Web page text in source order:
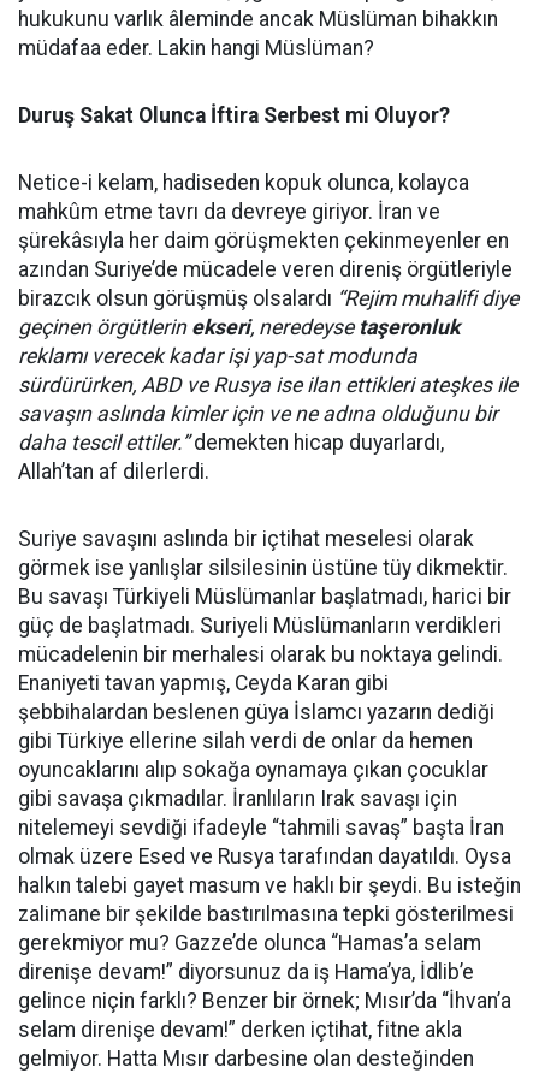
hukukunu varlık âleminde ancak Müslüman bihakkın
müdafaa eder. Lakin hangi Müslüman?
Duruş Sakat Olunca İftira Serbest mi Oluyor?
Netice-i kelam, hadiseden kopuk olunca, kolayca
mahkûm etme tavrı da devreye giriyor. İran ve
şürekâsıyla her daim görüşmekten çekinmeyenler en
azından Suriye’de mücadele veren direniş örgütleriyle
birazcık olsun görüşmüş olsalardı “Rejim muhalifi diye
geçinen örgütlerin ekseri, neredeyse taşeronluk
reklamı verecek kadar işi yap-sat modunda
sürdürürken, ABD ve Rusya ise ilan ettikleri ateşkes ile
savaşın aslında kimler için ve ne adına olduğunu bir
daha tescil ettiler.”demekten hicap duyarlardı,
Allah’tan af dilerlerdi.
Suriye savaşını aslında bir içtihat meselesi olarak
görmek ise yanlışlar silsilesinin üstüne tüy dikmektir.
Bu savaşı Türkiyeli Müslümanlar başlatmadı, harici bir
güç de başlatmadı. Suriyeli Müslümanların verdikleri
mücadelenin bir merhalesi olarak bu noktaya gelindi.
Enaniyeti tavan yapmış, Ceyda Karan gibi
şebbihalardan beslenen güya İslamcı yazarın dediği
gibi Türkiye ellerine silah verdi de onlar da hemen
oyuncaklarını alıp sokağa oynamaya çıkan çocuklar
gibi savaşa çıkmadılar. İranlıların Irak savaşı için
nitelemeyi sevdiği ifadeyle “tahmili savaş” başta İran
olmak üzere Esed ve Rusya tarafından dayatıldı. Oysa
halkın talebi gayet masum ve haklı bir şeydi. Bu isteğin
zalimane bir şekilde bastırılmasına tepki gösterilmesi
gerekmiyor mu? Gazze’de olunca “Hamas’a selam
direnişe devam!” diyorsunuz da iş Hama’ya, İdlib’e
gelince niçin farklı? Benzer bir örnek; Mısır’da “İhvan’a
selam direnişe devam!” derken içtihat, fitne akla
gelmiyor. Hatta Mısır darbesine olan desteğinden